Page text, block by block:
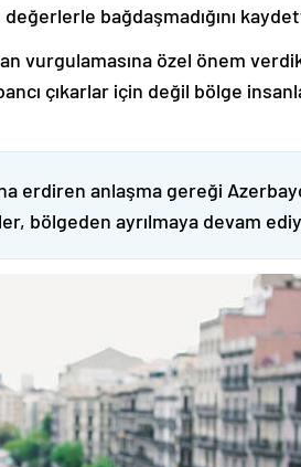
değerlerle bağdaşmadığını
vurgulamasına özel önem
çıkarlar için değil bölge
erdiren anlaşma gereği
bölgeden ayrılmaya devam